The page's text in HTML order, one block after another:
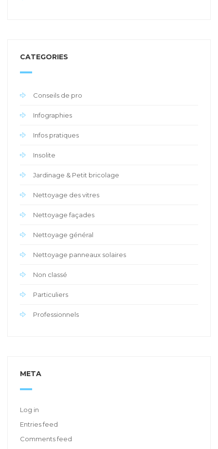
CATEGORIES
Conseils de pro
Infographies
Infos pratiques
Insolite
Jardinage & Petit bricolage
Nettoyage des vitres
Nettoyage façades
Nettoyage général
Nettoyage panneaux solaires
Non classé
Particuliers
Professionnels
META
Log in
Entries feed
Comments feed